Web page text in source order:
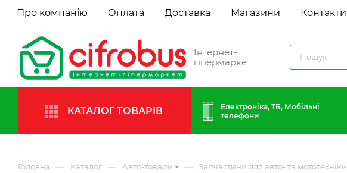
Про компанію Оплата Доставка Магазини Контакти
Інтернет-
гіпермаркет
Електроніка, ТБ, Мобільні
телефони
КАТАЛОГ ТОВАРІВ
Головна — Каталог — Авто-товари — Запчастини для авто- та мототехніки